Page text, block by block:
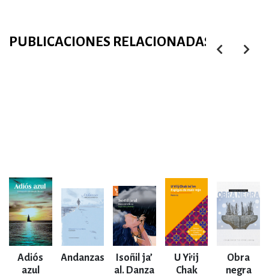
PUBLICACIONES RELACIONADAS
Adiós
azul
Andanzas
Isoñil ja’
al. Danza
U Yi’ij
Chak
Obra
negra